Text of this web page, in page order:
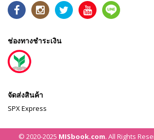
ช่องทางชำระเงิน
จัดส่งสินค้า
SPX Express
© 2020-2025 MISbook.com. All Rights